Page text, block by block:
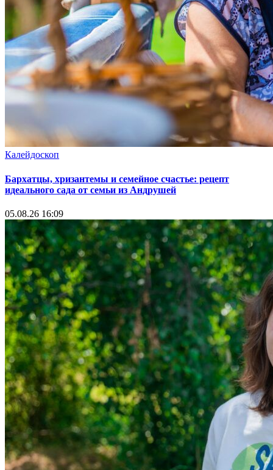
Калейдоскоп
Бархатцы, хризантемы и семейное счастье: рецепт
идеального сада от семьи из Андрушей
05.08.26 16:09